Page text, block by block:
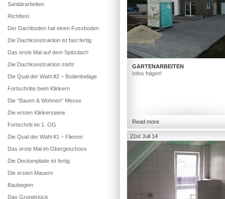
GARTENARBEITEN
Infos folgen!
Read more
21st Juli 14
Sanitärarbeiten
Richtfest
Der Dachboden hat einen Fussboden
Die Dachkonstruktion ist fast fertig
Das erste Mal auf dem Spitzdach
Die Dachkonstruktion steht
Die Qual der Wahl #2 – Bodenbeläge
Fortschritte beim Klinkern
Die “Bauen & Wohnen” Messe
Die ersten Klinkersteine
Fortschritt im 1. OG
Die Qual der Wahl #1 – Fliesen
Das erste Mal im Obergeschoss
Die Deckenplatte ist fertig
Die ersten Mauern
Baubeginn
Das Grundstück